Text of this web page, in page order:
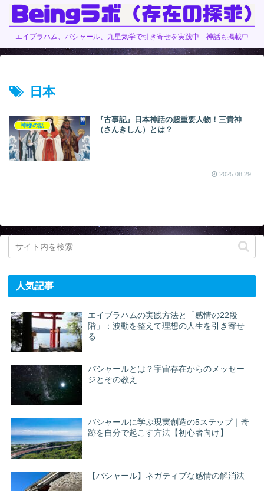
エイブラハム、バシャール、九星気学で引き寄せを実践中 神話も掲載中
日本
神様の話
『古事記』日本神話の超重要人物！三貴神
（さんきしん）とは？
2025.08.29
人気記事
エイブラハムの実践方法と「感情の22段
階」：波動を整えて理想の人生を引き寄せ
る
バシャールとは？宇宙存在からのメッセー
ジとその教え
バシャールに学ぶ現実創造の5ステップ｜奇
跡を自分で起こす方法【初心者向け】
【バシャール】ネガティブな感情の解消法